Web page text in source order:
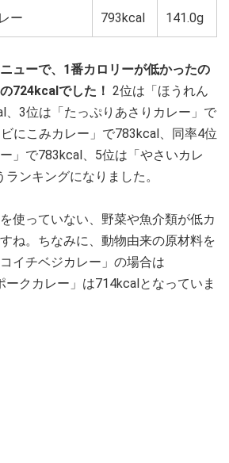
ー 793kcal 141.0g
ューで、1番カロリーが低かったの
724kcalでした！ 2位は「ほうれん
、3位は「たっぷりあさりカレー」で
にこみカレー」で783kcal、同率4位
」で783kcal、5位は「やさいカレ
ンキングになりました。
使っていない、野菜や魚介類が低カ
ね。ちなみに、動物由来の原材料を
イチベジカレー」の場合は
クカレー」は714kcalとなっていま